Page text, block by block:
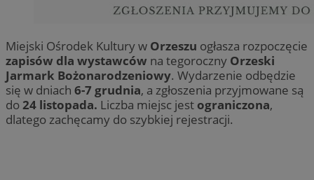
Miejski Ośrodek Kultury w Orzeszu ogłasza rozpoczęcie
zapisów dla wystawców na tegoroczny Orzeski
Jarmark Bożonarodzeniowy. Wydarzenie odbędzie
się w dniach 6-7 grudnia, a zgłoszenia przyjmowane są
do24 listopada. Liczba miejsc jest ograniczona,
dlatego zachęcamy do szybkiej rejestracji.